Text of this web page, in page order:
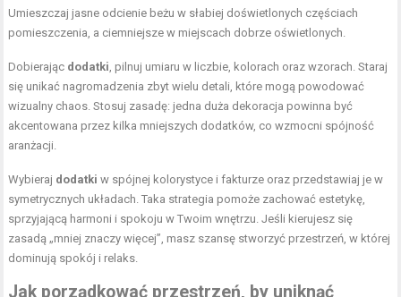
Umieszczaj jasne odcienie beżu w słabiej doświetlonych częściach
pomieszczenia, a ciemniejsze w miejscach dobrze oświetlonych.
Dobierając dodatki, pilnuj umiaru w liczbie, kolorach oraz wzorach. Staraj
się unikać nagromadzenia zbyt wielu detali, które mogą powodować
wizualny chaos. Stosuj zasadę: jedna duża dekoracja powinna być
akcentowana przez kilka mniejszych dodatków, co wzmocni spójność
aranżacji.
Wybieraj dodatki w spójnej kolorystyce i fakturze oraz przedstawiaj je w
symetrycznych układach. Taka strategia pomoże zachować estetykę,
sprzyjającą harmoni i spokoju w Twoim wnętrzu. Jeśli kierujesz się
zasadą „mniej znaczy więcej”, masz szansę stworzyć przestrzeń, w której
dominują spokój i relaks.
Jak porządkować przestrzeń, by uniknąć